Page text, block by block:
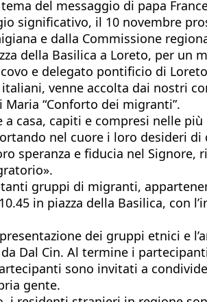
del messaggio di papa
significativo, il 10 novembre
e dalla Commissione
della Basilica a Loreto, per un
e delegato pontificio di
venne accolta dai nostri
“Conforto dei migranti”.
a casa, capiti e compresi nelle
nel cuore i loro desideri
speranza e fiducia nel
gruppi di migranti,
in piazza della Basilica,
dei gruppi etnici e
Dal Cin. Al termine i
sono invitati a
gente.